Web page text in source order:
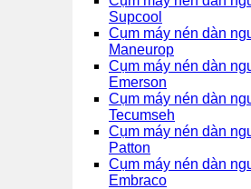
Supcool
Cụm máy nén dàn
Maneurop
Cụm máy nén dàn
Emerson
Cụm máy nén dàn
Tecumseh
Cụm máy nén dàn
Patton
Cụm máy nén dàn
Embraco